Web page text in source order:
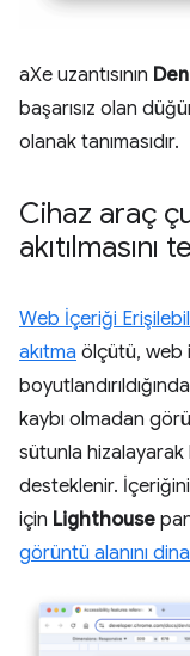
aXe uzantısının
başarısız olan
olanak tanımasıdır.
Cihaz araç
akıtılmasını
Web İçeriği
akıtma ölçütü, web
kaybı olmadan
sütunla hizalayarak
desteklenir.
için Lighthouse
görüntü alanını